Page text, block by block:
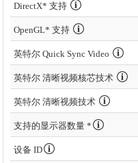
DirectX* 支持
OpenGL* 支持
英特尔 Quick Sync Video
英特尔 清晰视频核芯技术
英特尔 清晰视频技术
支持的显示器数量 *
设备 ID